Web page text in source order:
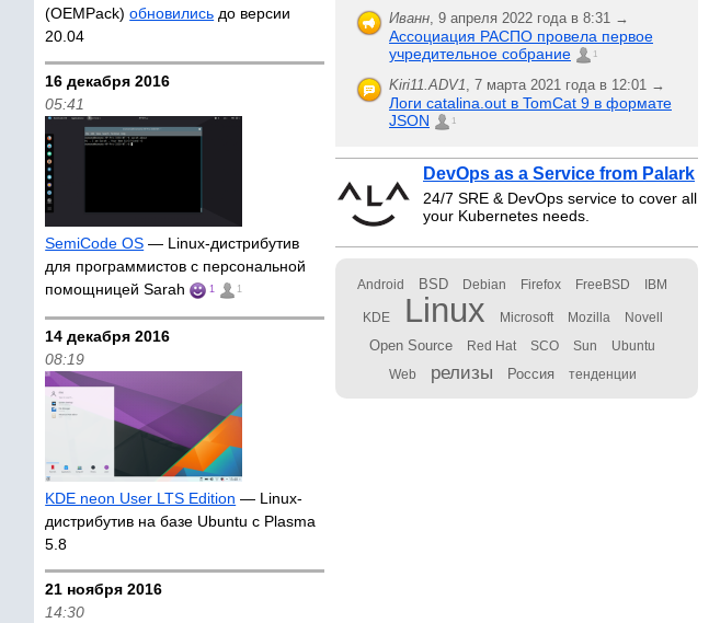
(OEMPack)обновились до версии
20.04
16 декабря 2016
05:41
SemiCode OS — Linux-дистрибутив
для программистов с персональной
помощницей Sarah
1 1
14 декабря 2016
08:19
KDE neon User LTS Edition — Linux-
дистрибутив на базе Ubuntu с Plasma
5.8
21 ноября 2016
14:30
Иванн, 9 апреля 2022 года в 8:31 →
Ассоциация РАСПО провела первое
учредительное собрание
1
Kiri11.ADV1, 7 марта 2021 года в 12:01 →
Логи catalina.out в TomCat 9 в формате
JSON
1
DevOps as a Service from Palark
24/7 SRE & DevOps service to cover all
your Kubernetes needs.
Android BSD Debian Firefox FreeBSD IBM
KDE Linux Microsoft Mozilla Novell
Open Source Red Hat SCO Sun Ubuntu
Web релизы Россия тенденции